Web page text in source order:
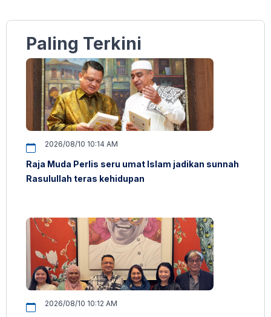
Paling Terkini
2026/08/10 10:14 AM
Raja Muda Perlis seru umat Islam jadikan sunnah
Rasulullah teras kehidupan
2026/08/10 10:12 AM